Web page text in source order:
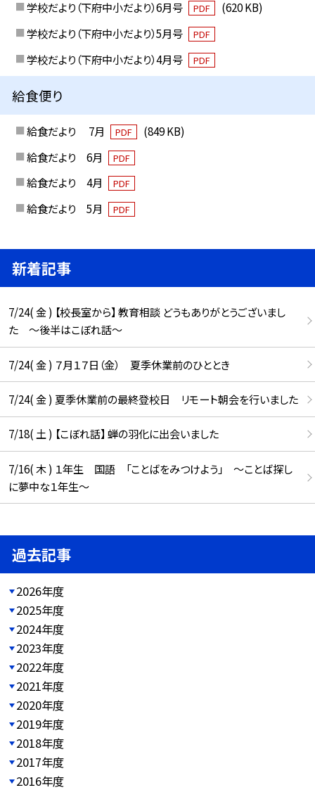
学校だより（下府中小だより）6月号 PDF
(620 KB)
学校だより（下府中小だより）5月号
PDF
学校だより（下府中小だより）4月号 PDF
給食便り
給食だより 7月 PDF
(849 KB)
給食だより 6月
PDF
給食だより 4月 PDF
給食だより 5月 PDF
新着記事
7/24( 金 ) 【校長室から】 教育相談 どうもありがとうございまし
た ～後半はこぼれ話～
7/24( 金 ) ７月１７日（金） 夏季休業前のひととき
7/24( 金 ) 夏季休業前の最終登校日 リモート朝会を行いました
7/18( 土 ) 【こぼれ話】 蝉の羽化に出会いました
7/16( 木 ) １年生 国語 「ことばをみつけよう」 ～ことば探し
に夢中な１年生～
過去記事
2026年度
2025年度
2024年度
2023年度
2022年度
2021年度
2020年度
2019年度
2018年度
2017年度
2016年度